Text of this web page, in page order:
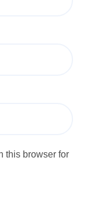
this browser for